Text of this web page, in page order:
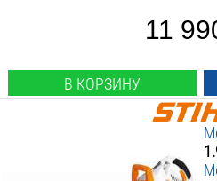
11
В КОРЗИНУ